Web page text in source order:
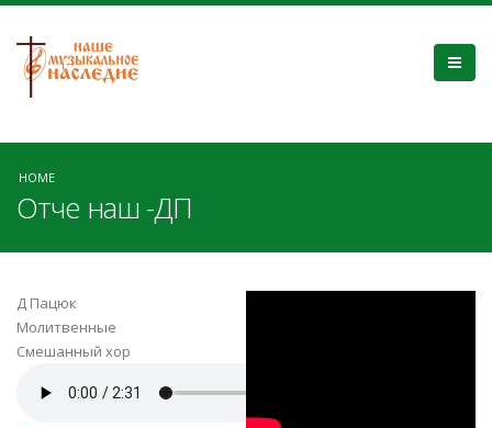
HOME
Отче наш -ДП
Д Пацюк
Молитвенные
Смешанный хор
Our_Father.MID.mp3